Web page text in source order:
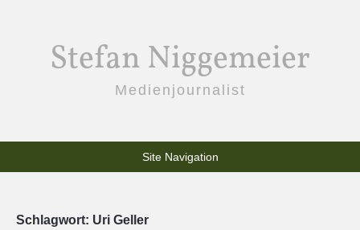
Stefan Niggemeier
Medienjournalist
Site Navigation
Schlagwort: Uri Geller